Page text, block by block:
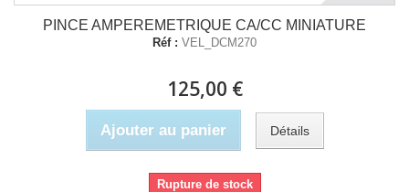
PINCE AMPEREMETRIQUE CA/CC MINIATURE
Réf : VEL_DCM270
125,00 €
Ajouter au panier Détails
Rupture de stock